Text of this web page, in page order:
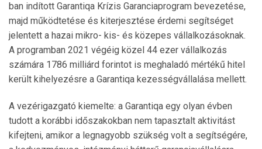
ban indított Garantiqa Krízis Garanciaprogram bevezetése,
majd működtetése és kiterjesztése érdemi segítséget
jelentett a hazai mikro- kis- és közepes vállalkozásoknak.
A programban 2021 végéig közel 44 ezer vállalkozás
számára 1786 milliárd forintot is meghaladó mértékű hitel
került kihelyezésre a Garantiqa kezességvállalása mellett.
A vezérigazgató kiemelte: a Garantiqa egy olyan évben
tudott a korábbi időszakokban nem tapasztalt aktivitást
kifejteni, amikor a legnagyobb szükség volt a segítségére,